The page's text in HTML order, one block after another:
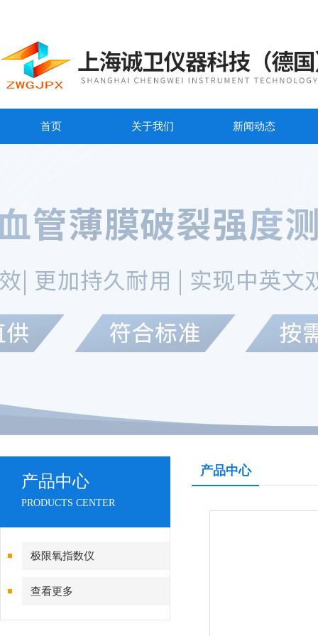
首页 关于我们 新闻动态
产品中心
PRODUCTS CENTER
极限氧指数仪
查看更多
产品中心